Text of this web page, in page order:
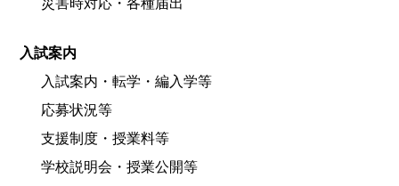
災害時対応・各種届出
入試案内
入試案内・転学・編入学等
応募状況等
支援制度・授業料等
学校説明会・授業公開等